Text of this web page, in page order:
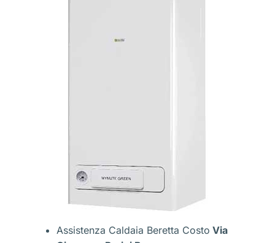
Assistenza Caldaia Beretta Costo Via